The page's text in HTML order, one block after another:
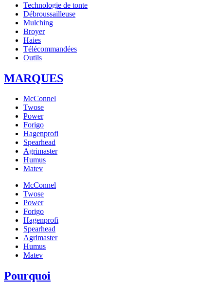
Technologie de tonte
Débroussailleuse
Mulching
Broyer
Haies
Télécommandées
Outils
MARQUES
McConnel
Twose
Power
Forigo
Hagenprofi
Spearhead
Agrimaster
Humus
Matev
McConnel
Twose
Power
Forigo
Hagenprofi
Spearhead
Agrimaster
Humus
Matev
Pourquoi